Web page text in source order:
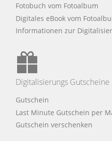
Fotobuch vom Fotoalbum
Digitales eBook vom
Informationen zur
Digitalisierungs Gutscheine
Gutschein
Last Minute Gutschein per
Gutschein verschenken